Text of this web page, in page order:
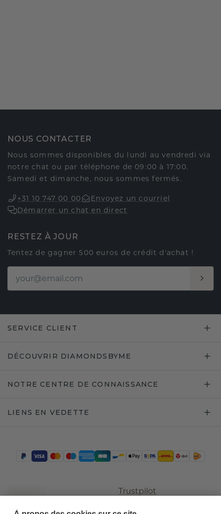
NOUS CONTACTER
Nous sommes disponibles du lundi au vendredi via
notre chat ou par téléphone de 09:00 à 17:00.
Samedi et dimanche, nous sommes fermés.
+31 10 747 00 00
Envoyez un courriel
Démarrer un chat en direct
RESTEZ À JOUR
Tentez de gagner 500 euros de crédit d'achat !
SERVICE CLIENT
DÉCOUVRIR DIAMONDSBYME
NOTRE CENTRE DE CONNAISSANCE
LIENS EN VEDETTE
Trustpilot